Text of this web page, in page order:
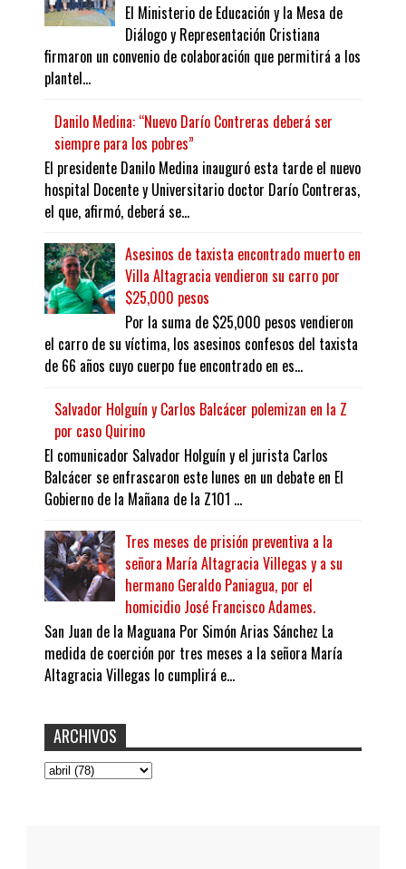
El Ministerio de Educación y la Mesa de
Diálogo y Representación Cristiana
firmaron un convenio de colaboración que permitirá a los
plantel...
Danilo Medina: “Nuevo Darío Contreras deberá ser
siempre para los pobres”
El presidente Danilo Medina inauguró esta tarde el nuevo
hospital Docente y Universitario doctor Darío Contreras,
el que, afirmó, deberá se...
Asesinos de taxista encontrado muerto en
Villa Altagracia vendieron su carro por
$25,000 pesos
Por la suma de $25,000 pesos vendieron
el carro de su víctima, los asesinos confesos del taxista
de 66 años cuyo cuerpo fue encontrado en es...
Salvador Holguín y Carlos Balcácer polemizan en la Z
por caso Quirino
El comunicador Salvador Holguín y el jurista Carlos
Balcácer se enfrascaron este lunes en un debate en El
Gobierno de la Mañana de la Z101 ...
Tres meses de prisión preventiva a la
señora María Altagracia Villegas y a su
hermano Geraldo Paniagua, por el
homicidio José Francisco Adames.
San Juan de la Maguana Por Simón Arias Sánchez La
medida de coerción por tres meses a la señora María
Altagracia Villegas lo cumplirá e...
ARCHIVOS